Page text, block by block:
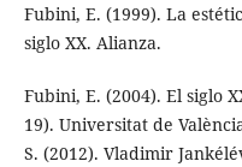
Fubini, E. (1999). La
siglo XX. Alianza.
Fubini, E. (2004). El siglo
19). Universitat de
S. (2012). Vladimir